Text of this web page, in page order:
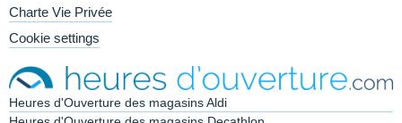
Charte Vie Privée
Cookie settings
Heures d'Ouverture des magasins Aldi